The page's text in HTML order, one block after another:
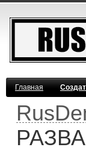
Главная